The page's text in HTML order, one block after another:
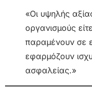
«Οι υψηλής
οργανισμούς
παραμένουν σε
εφαρμόζουν
ασφαλείας.»